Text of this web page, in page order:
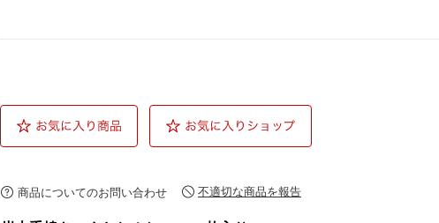
商品についてのお問い合わせ 不適切な商品を報告